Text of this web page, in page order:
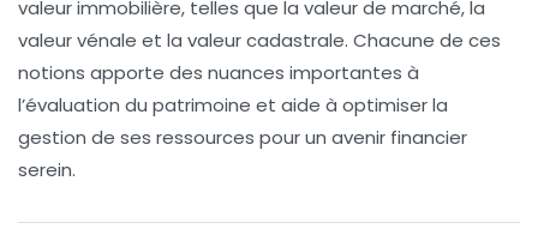
valeur immobilière, telles que la valeur de marché, la
valeur vénale et la valeur cadastrale. Chacune de ces
notions apporte des nuances importantes à
l’évaluation du patrimoine et aide à optimiser la
gestion de ses ressources pour un avenir financier
serein.